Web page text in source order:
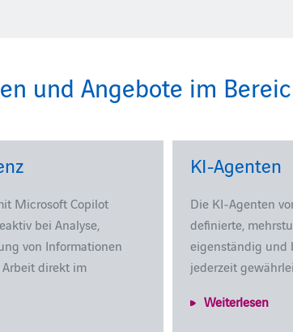
und Angebote im
Microsoft Copilot
bei Analyse,
von Informationen
direkt im
KI-Agenten
Die KI‑Agenten
definierte,
eigenständig und
jederzeit
Weiterlesen